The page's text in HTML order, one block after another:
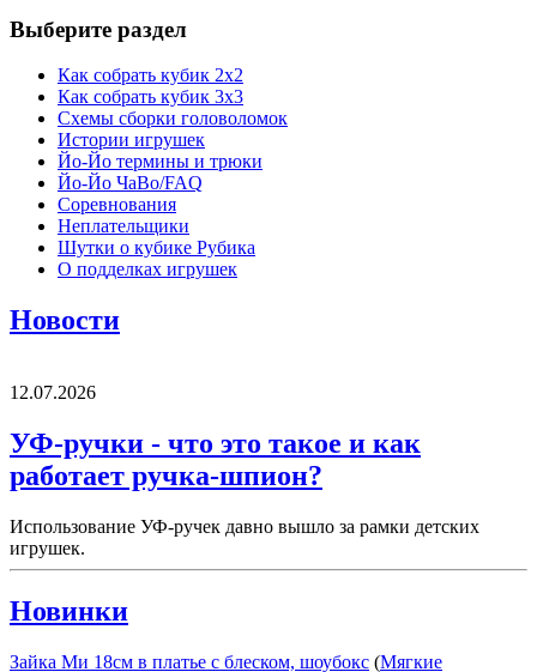
Выберите раздел
Как собрать кубик 2х2
Как собрать кубик 3х3
Схемы сборки головоломок
Истории игрушек
Йо-Йо термины и трюки
Йо-Йо ЧаВо/FAQ
Соревнования
Неплательщики
Шутки о кубике Рубика
О подделках игрушек
Новости
12.07.2026
УФ-ручки - что это такое и как
работает ручка-шпион?
Использование УФ-ручек давно вышло за рамки детских
игрушек.
Новинки
Зайка Ми 18см в платье с блеском, шоубокс (Мягкие